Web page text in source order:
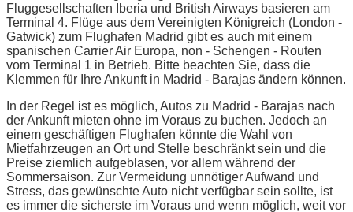
Fluggesellschaften Iberia und British Airways basieren am
Terminal 4. Flüge aus dem Vereinigten Königreich (London -
Gatwick) zum Flughafen Madrid gibt es auch mit einem
spanischen Carrier Air Europa, non - Schengen - Routen
vom Terminal 1 in Betrieb. Bitte beachten Sie, dass die
Klemmen für Ihre Ankunft in Madrid - Barajas ändern können.
In der Regel ist es möglich, Autos zu Madrid - Barajas nach
der Ankunft mieten ohne im Voraus zu buchen. Jedoch an
einem geschäftigen Flughafen könnte die Wahl von
Mietfahrzeugen an Ort und Stelle beschränkt sein und die
Preise ziemlich aufgeblasen, vor allem während der
Sommersaison. Zur Vermeidung unnötiger Aufwand und
Stress, das gewünschte Auto nicht verfügbar sein sollte, ist
es immer die sicherste im Voraus und wenn möglich, weit vor